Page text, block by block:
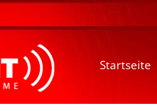
Startseite